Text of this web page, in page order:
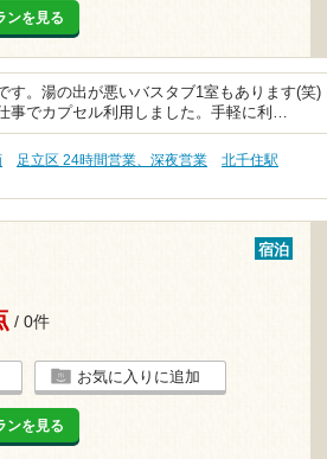
ンを見る
す。湯の出が悪いバスタブ1室もあります(笑)
事でカプセル利用しました。手軽に利…
足立区 24時間営業、深夜営業
北千住駅
宿泊
/ 0件
お気に入りに追加
ンを見る